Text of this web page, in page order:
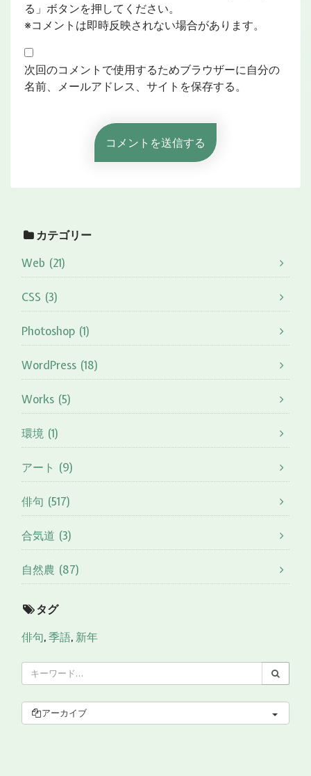
る」ボタンを押してください。
※コメントは即時反映されない場合があります。
次回のコメントで使用するためブラウザーに自分の
名前、メールアドレス、サイトを保存する。
カテゴリー
Web (21)
CSS (3)
Photoshop (1)
WordPress (18)
Works (5)
環境 (1)
アート (9)
俳句 (517)
合気道 (3)
自然農 (87)
タグ
俳句,季語, 新年
アーカイブ